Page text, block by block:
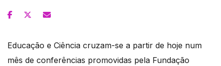
Educação e Ciência cruzam-se a partir de hoje num
mês de conferências promovidas pela Fundação